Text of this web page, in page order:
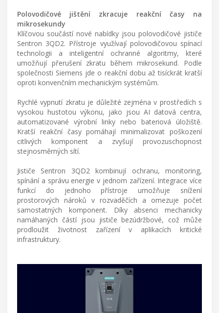
Polovodičové jištění zkracuje reakční časy na
mikrosekundy
Klíčovou součástí nové nabídky jsou polovodičové jističe
Sentron 3QD2. Přístroje využívají polovodičovou spínací
technologii a inteligentní ochranné algoritmy, které
umožňují přerušení zkratu během mikrosekund. Podle
společnosti Siemens jde o reakční dobu až tisíckrát kratší
oproti konvenčním mechanickým systémům.
Rychlé vypnutí zkratu je důležité zejména v prostředích s
vysokou hustotou výkonu, jako jsou AI datová centra,
automatizované výrobní linky nebo bateriová úložiště.
Kratší reakční časy pomáhají minimalizovat poškození
citlivých komponent a zvyšují provozuschopnost
stejnosměrných sítí.
Jističe Sentron 3QD2 kombinují ochranu, monitoring,
spínání a správu energie v jednom zařízení. Integrace více
funkcí do jednoho přístroje umožňuje snížení
prostorových nároků v rozvaděčích a omezuje počet
samostatných komponent. Díky absenci mechanicky
namáhaných částí jsou jističe bezúdržbové, což může
prodloužit životnost zařízení v aplikacích kritické
infrastruktury.